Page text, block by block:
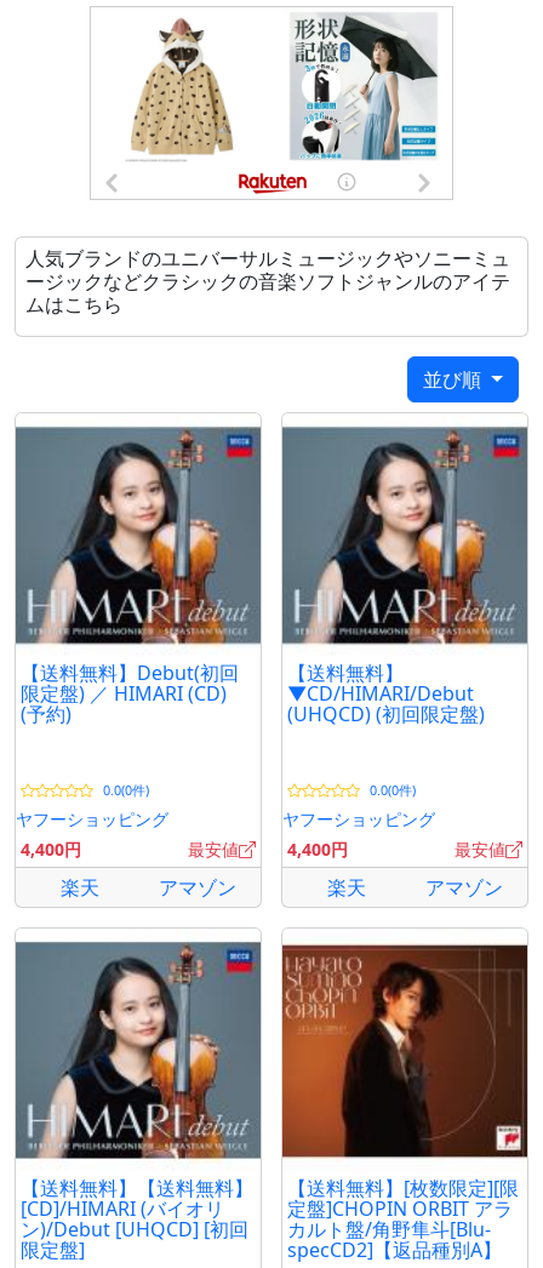
人気ブランドのユニバーサルミュージックやソニーミュ
ージックなどクラシックの音楽ソフトジャンルのアイテ
ムはこちら
並び順
【送料無料】Debut(初回
限定盤) ／ HIMARI (CD)
(予約)
0.0(0件)
ヤフーショッピング
4,400円
最安値
楽天 アマゾン
【送料無料】
▼CD/HIMARI/Debut
(UHQCD) (初回限定盤)
0.0(0件)
ヤフーショッピング
4,400円
最安値
楽天 アマゾン
【送料無料】【送料無料】
[CD]/HIMARI (バイオリ
ン)/Debut [UHQCD] [初回
限定盤]
【送料無料】[枚数限定][限
定盤]CHOPIN ORBIT アラ
カルト盤/角野隼斗[Blu-
specCD2]【返品種別A】